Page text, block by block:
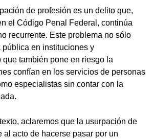
de profesión es un delito que,
el Código Penal Federal, continúa
recurrente. Este problema no sólo
pública en instituciones y
que también pone en riesgo la
confían en los servicios de personas
especialistas sin contar con la
aclaremos que la usurpación de
al acto de hacerse pasar por un